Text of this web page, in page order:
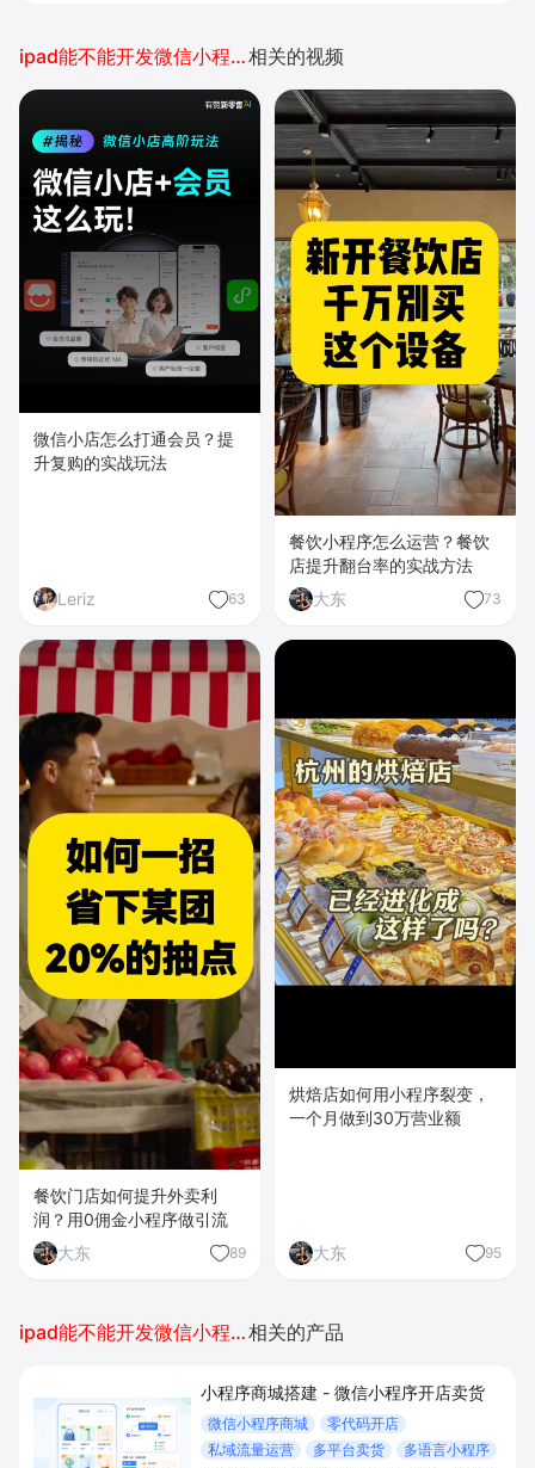
ipad能不能开发微信小程序相关的视频
微信小店怎么打通会员？提
升复购的实战玩法
Leriz 63
餐饮小程序怎么运营？餐饮
店提升翻台率的实战方法
大东
73
餐饮门店如何提升外卖利
润？用0佣金小程序做引流
大东
89
烘焙店如何用小程序裂变，
一个月做到30万营业额
大东 95
ipad能不能开发微信小程序相关的产品
小程序商城搭建 - 微信小程序开店卖货
微信小程序商城
零代码开店
私域流量运营
多平台卖货
多语言小程序